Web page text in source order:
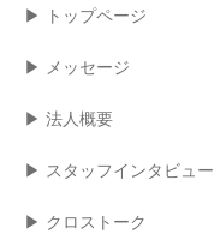
▶︎ トップページ
▶︎ メッセージ
▶︎ 法人概要
▶︎ スタッフインタビュー
▶︎ クロストーク